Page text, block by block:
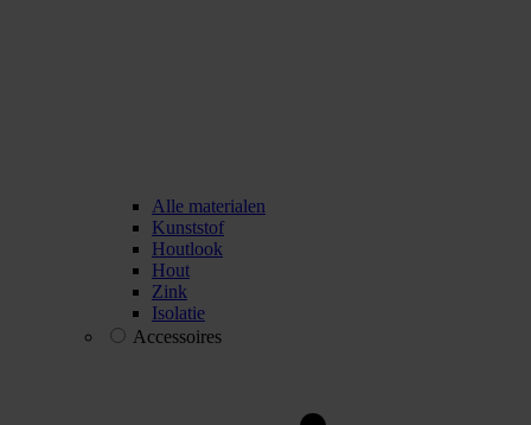
Alle materialen
Kunststof
Houtlook
Hout
Zink
Isolatie
Accessoires